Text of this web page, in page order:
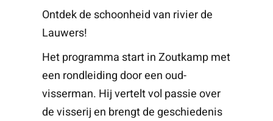
Ontdek de schoonheid van rivier de
Lauwers!
Het programma start in Zoutkamp met
een rondleiding door een oud-
visserman. Hij vertelt vol passie over
de visserij en brengt de geschiedenis